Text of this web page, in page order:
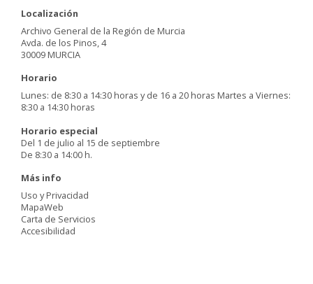
Localización
Archivo General de la Región de Murcia
Avda. de los Pinos, 4
30009 MURCIA
Horario
Lunes: de 8:30 a 14:30 horas y de 16 a 20 horas Martes a Viernes:
8:30 a 14:30 horas
Horario especial
Del 1 de julio al 15 de septiembre
De 8:30 a 14:00 h.
Más info
Uso y Privacidad
MapaWeb
Carta de Servicios
Accesibilidad